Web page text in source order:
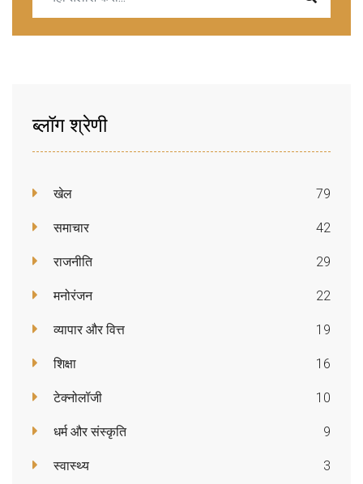
ब्लॉग श्रेणी
खेल 79
समाचार 42
राजनीति 29
मनोरंजन 22
व्यापार और वित्त 19
शिक्षा 16
टेक्नोलॉजी 10
धर्म और संस्कृति 9
स्वास्थ्य 3